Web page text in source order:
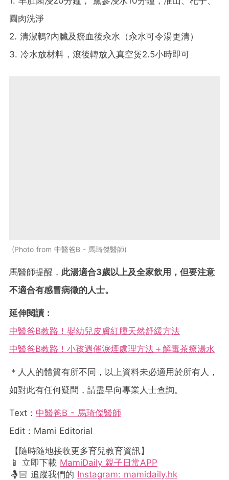
圓肉洗淨
2. 清潔鵪?內臟及瘀血後汆水（汆水可令湯更清）
3. 冷水放材料，滾後轉放入真空煲2.5小時即可
Photo from 中醫爸B - 馬琦傑醫師
馬醫師提醒， 此湯適合3歲以上及全家飲用，但要注意
不適合有感冒病徵的人士。
延伸閱讀：
中醫爸B教路！嬰幼兒皮膚紅腫天然舒緩方法
中醫爸B教路！小孩遇催淚煙處理方法＋解毒茶療湯水
＊人人的體質有所不同，以上資料未必適用於所有人，
如對此有任何疑問，請盡早向專業人士查詢。
Text： 中醫爸B - 馬琦傑醫師
Edit：Mami Editorial
【隨時隨地接收更多育兒教育資訊】
📱 立即下載 MamiDaily 親子日常APP
🤱🏻 追蹤我們的 Instagram: mamidaily.hk